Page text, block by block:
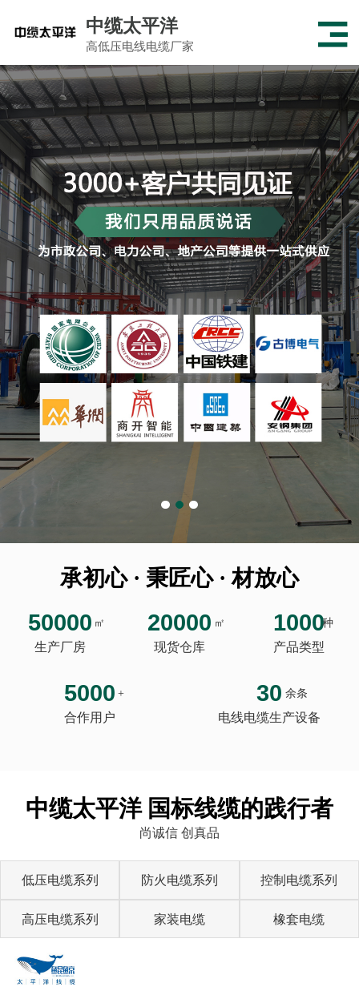
中缆太平洋
高低压电线电缆厂家
承初心 · 秉匠心 · 材放心
50000 ㎡
生产厂房
20000 ㎡
现货仓库
1000种
产品类型
5000 +
合作用户
30 余条
电线电缆生产设备
中缆太平洋 国标线缆的践行者
尚诚信 创真品
低压电缆系列 防火电缆系列 控制电缆系列
高压电缆系列 家装电缆 橡套电缆